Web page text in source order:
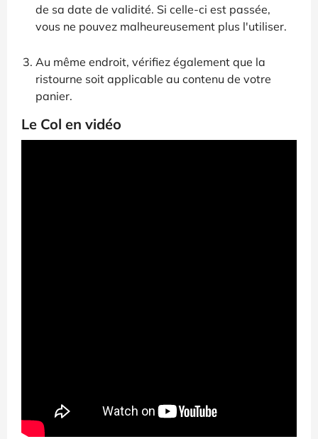
de sa date de validité. Si celle-ci est passée,
vous ne pouvez malheureusement plus l'utiliser.
Au même endroit, vérifiez également que la
ristourne soit applicable au contenu de votre
panier.
Le Col en vidéo